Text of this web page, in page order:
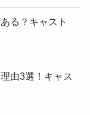
る？キャスト
由3選！キャス